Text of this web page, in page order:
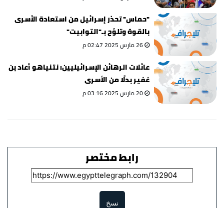
"حماس" تحذر إسرائيل من استعادة الأسرى
بالقوة وتلوّح بـ"التوابيت"
26 مارس 2025 02:47 م
عائلات الرهائن الإسرائيليين: نتنياهو أعاد بن
غفير بدلًا من الأسرى
20 مارس 2025 03:16 م
رابط مختصر
نسخ